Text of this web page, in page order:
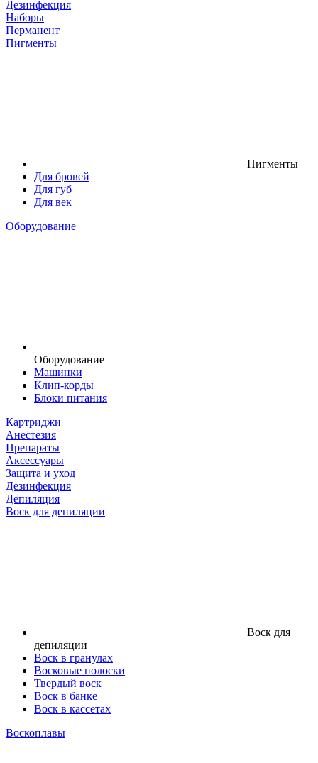
Дезинфекция
Наборы
Перманент
Пигменты
Пигменты
Для бровей
Для губ
Для век
Оборудование
Оборудование
Машинки
Клип-корды
Блоки питания
Картриджи
Анестезия
Препараты
Аксессуары
Защита и уход
Дезинфекция
Депиляция
Воск для депиляции
Воск для
депиляции
Воск в гранулах
Восковые полоски
Твердый воск
Воск в банке
Воск в кассетах
Воскоплавы